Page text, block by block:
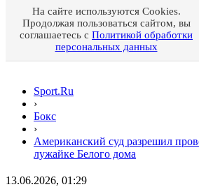
На сайте используются Cookies.
Продолжая пользоваться сайтом, вы
соглашаетесь с Политикой обработки
персональных данных
Sport.Ru
›
Бокс
›
Американский суд разрешил
лужайке Белого дома
13.06.2026, 01:29